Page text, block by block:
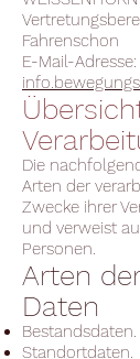
Fahrenschon
E-Mail-Adresse:
Die
Arten der
Zwecke ihrer
und verweist
Personen.
Arten
Daten
Bestandsdaten.
Standortdaten.